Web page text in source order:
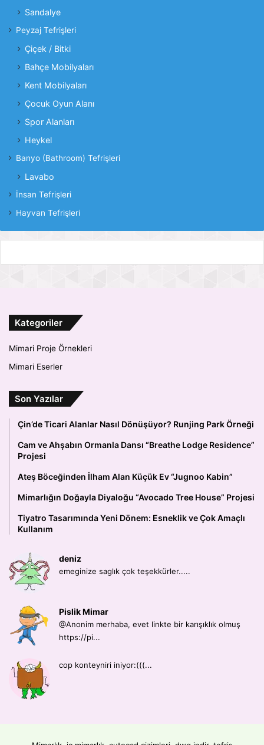
Sandalye
Peyzaj Tefrişleri
Çiçek / Bitki
Bahçe Mobilyaları
Kent Mobilyaları
Çocuk Oyun Alanı
Spor Alanları
Heykel
Banyo (Bathroom) Tefrişleri
Lavabo
İnsan Tefrişleri
Hayvan Tefrişleri
Kategoriler
Mimari Proje Örnekleri
Mimari Eserler
Son Yazılar
Çin’de Ticari Alanlar Nasıl Dönüşüyor? Runjing Park Örneği
Cam ve Ahşabın Ormanla Dansı “Breathe Lodge Residence”
Projesi
Ateş Böceğinden İlham Alan Küçük Ev “Jugnoo Kabin”
Mimarlığın Doğayla Diyaloğu “Avocado Tree House” Projesi
Tiyatro Tasarımında Yeni Dönem: Esneklik ve Çok Amaçlı
Kullanım
deniz
emeginize saglık çok teşekkürler.....
Pislik Mimar
@Anonim merhaba, evet linkte bir karışıklık olmuş
https://pi...
cop konteyniri iniyor:(((...